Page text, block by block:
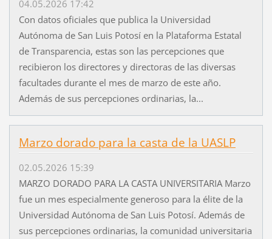
04.05.2026 17:42
Con datos oficiales que publica la Universidad
Autónoma de San Luis Potosí en la Plataforma Estatal
de Transparencia, estas son las percepciones que
recibieron los directores y directoras de las diversas
facultades durante el mes de marzo de este año.
Además de sus percepciones ordinarias, la...
Marzo dorado para la casta de la UASLP
02.05.2026 15:39
MARZO DORADO PARA LA CASTA UNIVERSITARIA Marzo
fue un mes especialmente generoso para la élite de la
Universidad Autónoma de San Luis Potosí. Además de
sus percepciones ordinarias, la comunidad universitaria